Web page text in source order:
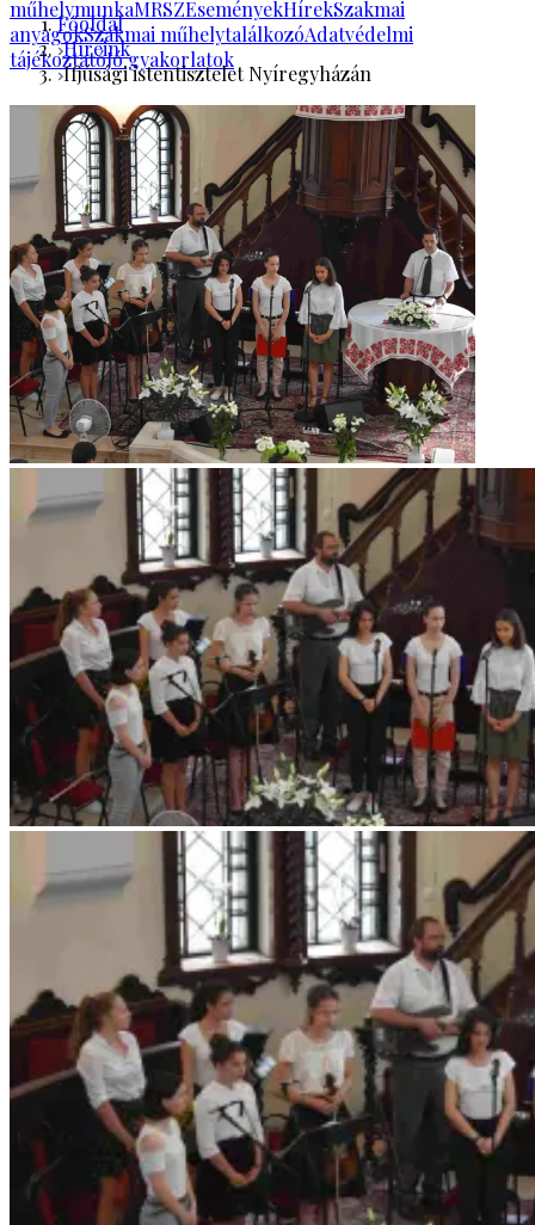
műhelymunkaMRSZEseményekHírekSzakmai
anyagokSzakmai műhelytalálkozóAdatvédelmi
tájékoztatóJó gyakorlatok
Főoldal
Híreink
Ifjúsági istentisztelet Nyíregyházán